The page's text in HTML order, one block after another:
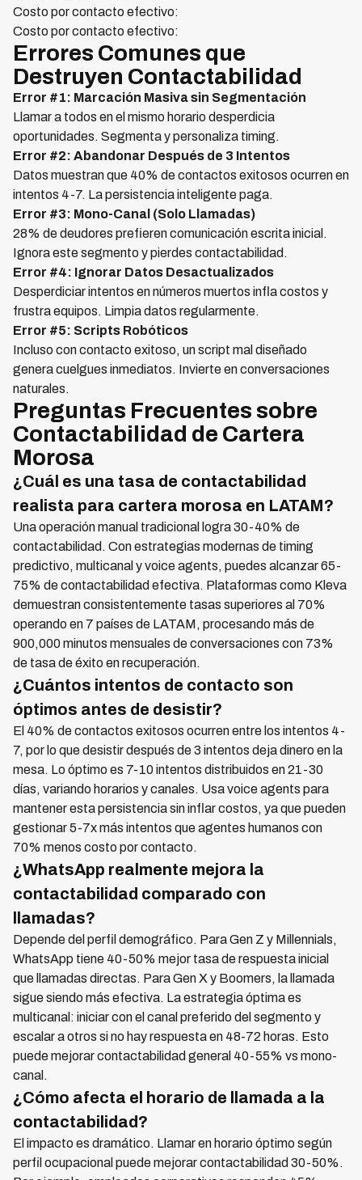
Costo por contacto efectivo:
Costo por contacto efectivo:
Errores Comunes que
Destruyen Contactabilidad
Error #1: Marcación Masiva sin Segmentación
Llamar a todos en el mismo horario desperdicia
oportunidades. Segmenta y personaliza timing.
Error #2: Abandonar Después de 3 Intentos
Datos muestran que 40% de contactos exitosos ocurren en
intentos 4-7. La persistencia inteligente paga.
Error #3: Mono-Canal (Solo Llamadas)
28% de deudores prefieren comunicación escrita inicial.
Ignora este segmento y pierdes contactabilidad.
Error #4: Ignorar Datos Desactualizados
Desperdiciar intentos en números muertos infla costos y
frustra equipos. Limpia datos regularmente.
Error #5: Scripts Robóticos
Incluso con contacto exitoso, un script mal diseñado
genera cuelgues inmediatos. Invierte en conversaciones
naturales.
Preguntas Frecuentes sobre
Contactabilidad de Cartera
Morosa
¿Cuál es una tasa de contactabilidad
realista para cartera morosa en LATAM?
Una operación manual tradicional logra 30-40% de
contactabilidad. Con estrategias modernas de timing
predictivo, multicanal y voice agents, puedes alcanzar 65-
75% de contactabilidad efectiva. Plataformas como Kleva
demuestran consistentemente tasas superiores al 70%
operando en 7 países de LATAM, procesando más de
900,000 minutos mensuales de conversaciones con 73%
de tasa de éxito en recuperación.
¿Cuántos intentos de contacto son
óptimos antes de desistir?
El 40% de contactos exitosos ocurren entre los intentos 4-
7, por lo que desistir después de 3 intentos deja dinero en la
mesa. Lo óptimo es 7-10 intentos distribuidos en 21-30
días, variando horarios y canales. Usa voice agents para
mantener esta persistencia sin inflar costos, ya que pueden
gestionar 5-7x más intentos que agentes humanos con
70% menos costo por contacto.
¿WhatsApp realmente mejora la
contactabilidad comparado con
llamadas?
Depende del perfil demográfico. Para Gen Z y Millennials,
WhatsApp tiene 40-50% mejor tasa de respuesta inicial
que llamadas directas. Para Gen X y Boomers, la llamada
sigue siendo más efectiva. La estrategia óptima es
multicanal: iniciar con el canal preferido del segmento y
escalar a otros si no hay respuesta en 48-72 horas. Esto
puede mejorar contactabilidad general 40-55% vs mono-
canal.
¿Cómo afecta el horario de llamada a la
contactabilidad?
El impacto es dramático. Llamar en horario óptimo según
perfil ocupacional puede mejorar contactabilidad 30-50%.